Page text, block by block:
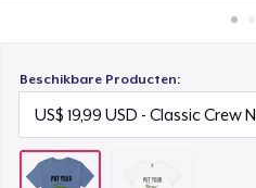
Beschikbare Producten: